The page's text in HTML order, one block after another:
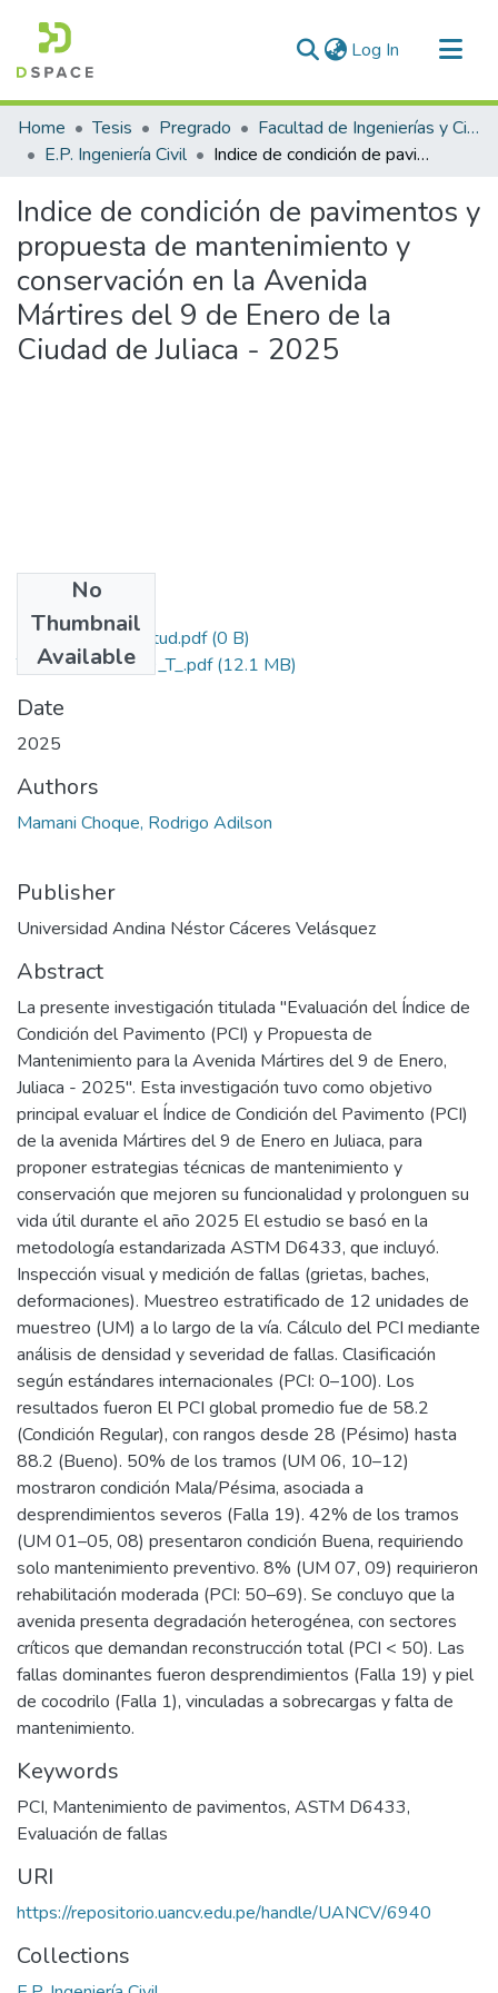
Log In (current)
Communities & Collections
All of DSpace
Home Tesis Pregrado
Facultad de Ingenierías y Ciencias Puras
E.P. Ingeniería Civil
Indice de condición de pavimentos y propuesta de mantenimiento y conservación en la Avenida Mártires del 9 de Enero de la Ciudad de Juliaca - 2025
Indice de condición de pavimentos y
propuesta de mantenimiento y
conservación en la Avenida
Mártires del 9 de Enero de la
Ciudad de Juliaca - 2025
No
Thumbnail
Available
Grado de Similitud.pdf(0 B)
T036_45225129_T_.pdf(12.1 MB)
Date
2025
Authors
Mamani Choque, Rodrigo Adilson
Publisher
Universidad Andina Néstor Cáceres Velásquez
Abstract
La presente investigación titulada "Evaluación del Índice de
Condición del Pavimento (PCI) y Propuesta de
Mantenimiento para la Avenida Mártires del 9 de Enero,
Juliaca - 2025". Esta investigación tuvo como objetivo
principal evaluar el Índice de Condición del Pavimento (PCI)
de la avenida Mártires del 9 de Enero en Juliaca, para
proponer estrategias técnicas de mantenimiento y
conservación que mejoren su funcionalidad y prolonguen su
vida útil durante el año 2025 El estudio se basó en la
metodología estandarizada ASTM D6433, que incluyó.
Inspección visual y medición de fallas (grietas, baches,
deformaciones). Muestreo estratificado de 12 unidades de
muestreo (UM) a lo largo de la vía. Cálculo del PCI mediante
análisis de densidad y severidad de fallas. Clasificación
según estándares internacionales (PCI: 0–100). Los
resultados fueron El PCI global promedio fue de 58.2
(Condición Regular), con rangos desde 28 (Pésimo) hasta
88.2 (Bueno). 50% de los tramos (UM 06, 10–12)
mostraron condición Mala/Pésima, asociada a
desprendimientos severos (Falla 19). 42% de los tramos
(UM 01–05, 08) presentaron condición Buena, requiriendo
solo mantenimiento preventivo. 8% (UM 07, 09) requirieron
rehabilitación moderada (PCI: 50–69). Se concluyo que la
avenida presenta degradación heterogénea, con sectores
críticos que demandan reconstrucción total (PCI < 50). Las
fallas dominantes fueron desprendimientos (Falla 19) y piel
de cocodrilo (Falla 1), vinculadas a sobrecargas y falta de
mantenimiento.
Keywords
PCI, Mantenimiento de pavimentos, ASTM D6433,
Evaluación de fallas
URI
https://repositorio.uancv.edu.pe/handle/UANCV/6940
Collections